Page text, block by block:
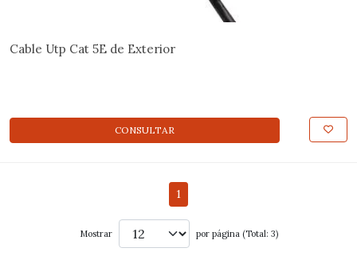
Cable Utp Cat 5E de Exterior
CONSULTAR
1
Mostrar por página (Total: 3)